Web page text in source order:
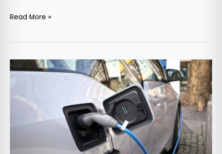
Read More »
Cea
mașină